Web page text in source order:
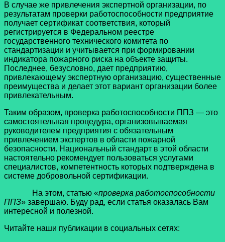
В случае же привлечения экспертной организации, по
результатам проверки работоспособности предприятие
получает сертификат соответствия, который
регистрируется в Федеральном реестре
государственного технического комитета по
стандартизации и учитывается при формировании
индикатора пожарного риска на объекте защиты.
Последнее, безусловно, дает предприятию,
привлекающему экспертную организацию, существенные
преимущества и делает этот вариант организации более
привлекательным.
Таким образом, проверка работоспособности ППЗ — это
самостоятельная процедура, организовываемая
руководителем предприятия с обязательным
привлечением экспертов в области пожарной
безопасности. Национальный стандарт в этой области
настоятельно рекомендует пользоваться услугами
специалистов, компетентность которых подтверждена в
системе добровольной сертификации.
На этом, статью «проверка работоспособности
ППЗ» завершаю. Буду рад, если статья оказалась Вам
интересной и полезной.
Читайте наши публикации в социальных сетях: